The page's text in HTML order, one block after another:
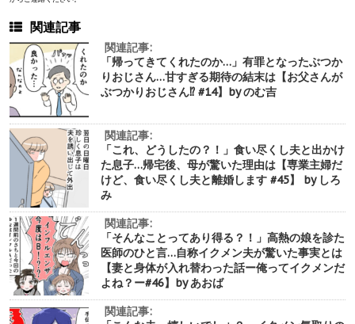
関連記事
関連記事:
「帰ってきてくれたのか…」有罪となったぶつか
りおじさん…甘すぎる期待の結末は【お父さんが
ぶつかりおじさん⁉︎ #14】by のむ吉
関連記事:
「これ、どうしたの？！」食い尽くし夫と出かけ
た息子…帰宅後、母が驚いた理由は【専業主婦だ
けど、食い尽くし夫と離婚します #45】 by しろ
み
関連記事:
「そんなことってあり得る？！」高熱の娘を診た
医師のひと言…自称イクメン夫が驚いた事実とは
【妻と身体が入れ替わった話ー俺ってイクメンだ
よね？ー#46】by あおば
関連記事: